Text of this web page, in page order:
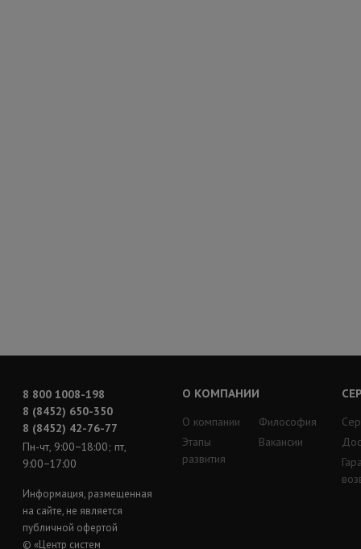
8 800 1008-198
8 (8452) 650-350
8 (8452) 42-76-77
Пн-чт, 9:00−18:00; пт,
9:00−17:00
Информация, размещенная
на сайте, не является
публичной офертой
© «Центр систем
О КОМПАНИИ
О компании
Этапы
развития
Философия
Вакансии